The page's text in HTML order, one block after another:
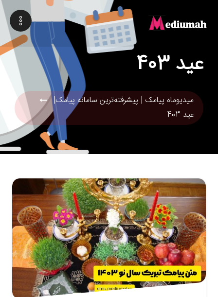
عید 403
میدیوماه پیامک | پیشرفته‌ترین سامانه پیامک|
عید 403